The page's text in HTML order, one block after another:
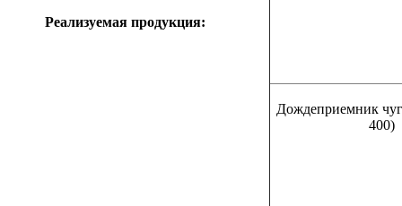
Реализуемая продукция:
Дождеприемник
400)